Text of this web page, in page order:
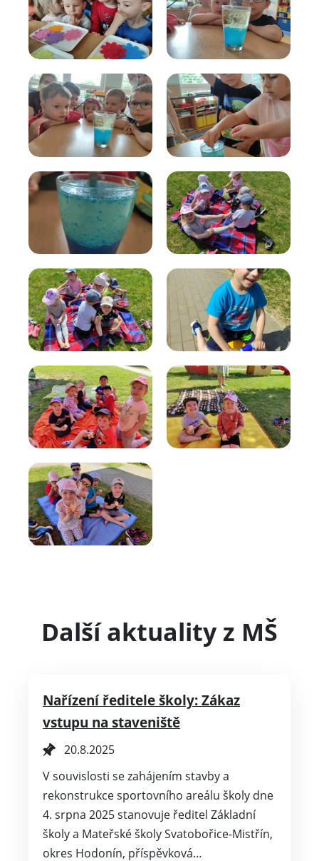
Další aktuality z MŠ
Nařízení ředitele školy: Zákaz
vstupu na staveniště
20.8.2025
V souvislosti se zahájením stavby a
rekonstrukce sportovního areálu školy dne
4. srpna 2025 stanovuje ředitel Základní
školy a Mateřské školy Svatobořice-Mistřín,
okres Hodonín, příspěvková…